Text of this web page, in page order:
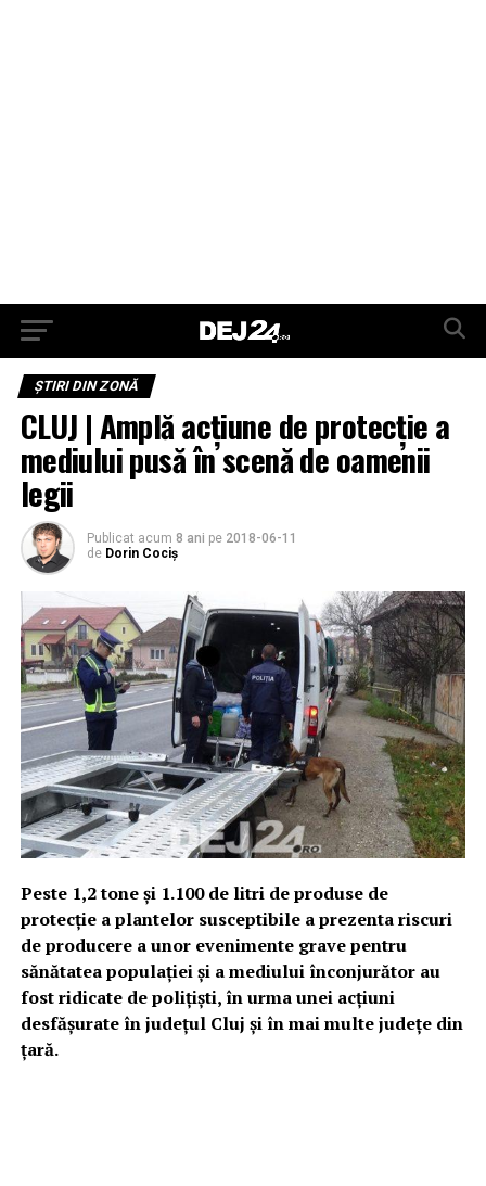
ŞTIRI DIN ZONĂ
CLUJ | Amplă acțiune de protecție a
mediului pusă în scenă de oamenii
legii
Publicat acum 8 ani pe 2018-06-11
de Dorin Cociș
Peste 1,2 tone și 1.100 de litri de produse de
protecție a plantelor susceptibile a prezenta riscuri
de producere a unor evenimente grave pentru
sănătatea populației și a mediului înconjurător au
fost ridicate de polițiști, în urma unei acțiuni
desfășurate în județul Cluj și în mai multe județe din
țară.